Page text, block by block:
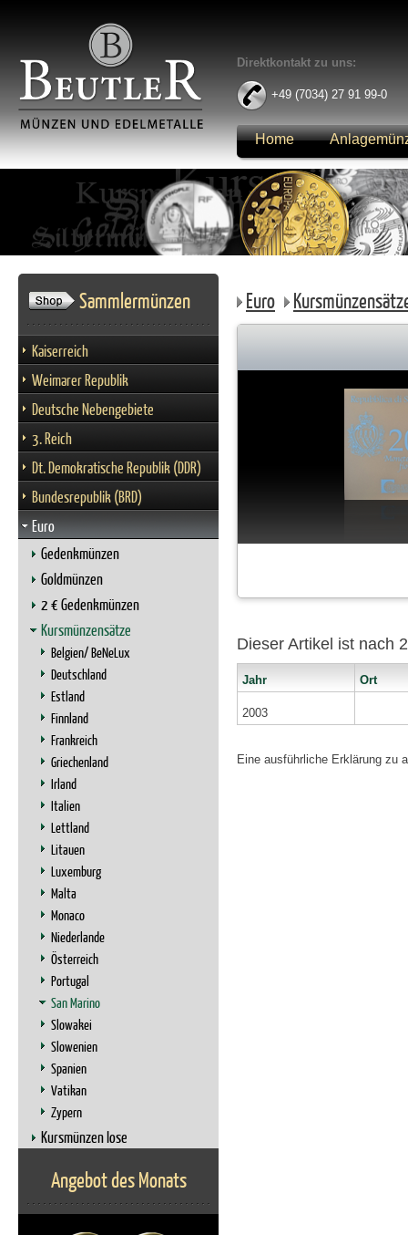
Direktkontakt zu uns:
+49 (7034) 27 91 99-0
Home
Anmelden
Sammlermünzen
Kaiserreich
Weimarer Republik
Deutsche Nebengebiete
3. Reich
Dt. Demokratische Republik (DDR)
Bundesrepublik (BRD)
Euro
Gedenkmünzen
Goldmünzen
2 € Gedenkmünzen
Kursmünzensätze
Belgien/ BeNeLux
Deutschland
Estland
Finnland
Frankreich
Griechenland
Irland
Italien
Lettland
Litauen
Luxemburg
Malta
Monaco
Niederlande
Österreich
Portugal
San Marino
Slowakei
Slowenien
Spanien
Vatikan
Zypern
Kursmünzen lose
Angebot des Monats
Euro
Dieser Artikel ist nach
Jahr Ort
2003
Eine ausführliche Erklärung zu